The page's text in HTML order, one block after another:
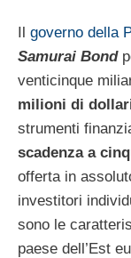
Il governo della
Samurai Bond
venticinque
milioni di
strumenti
scadenza a
offerta in
investitori
sono le
paese dell’Est